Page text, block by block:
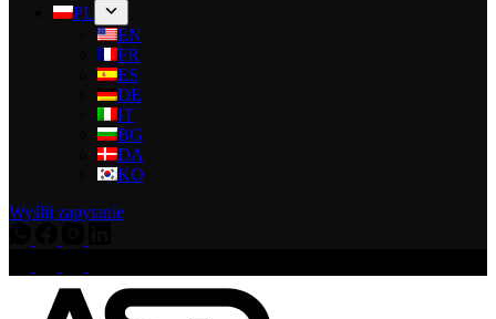
PL
EN
FR
ES
DE
IT
BG
DA
KO
Wyślij zapytanie